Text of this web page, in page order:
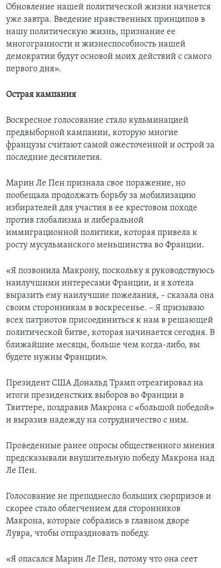
Обновление нашей политической жизни начнется
уже завтра. Введение нравственных принципов в
нашу политическую жизнь, признание ее
многогранности и жизнеспособность нашей
демократии будут основой моих действий с самого
первого дня».
Острая кампания
Воскресное голосование стало кульминацией
предвыборной кампании, которую многие
французы считают самой ожесточенной и острой за
последние десятилетия.
Марин Ле Пен признала свое поражение, но
пообещала продолжать борьбу за мобилизацию
избирателей для участия в ее крестовом походе
против глобализма и либеральной
иммиграционной политики, которая привела к
росту мусульманского меньшинства во Франции.
«Я позвонила Макрону, поскольку я руководствуюсь
наилучшими интересами Франции, и я хотела
выразить ему наилучшие пожелания, – сказала она
своим сторонникам в воскресенье. – Я призываю
всех патриотов присоединиться к нам в решающей
политической битве, которая начинается сегодня. В
ближайшие месяцы, больше чем когда-либо, вы
будете нужны Франции».
Президент США Дональд Трамп отреагировал на
итоги президенстких выборов во Франции в
Твиттере, поздравив Макрона с «большой победой»
и выразив надежду на сотрудничество с ним.
Проведенные ранее опросы общественного мнения
предсказывали внушительную победу Макрона над
Ле Пен.
Голосование не преподнесло больших сюрпризов и
скорее стало облегчением для сторонников
Макрона, которые собрались в главном дворе
Лувра, чтобы отпраздновать победу.
«Я опасался Марин Ле Пен, потому что она сеет